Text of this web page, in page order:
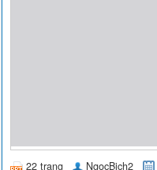
22 trang NgocBich2